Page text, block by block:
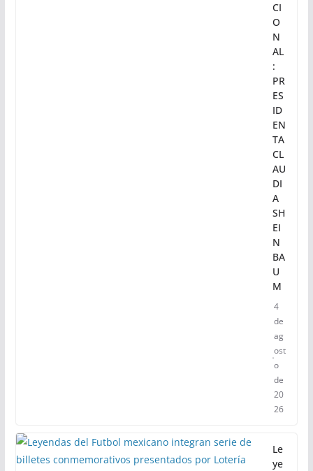
CI
O
N
AL
:
PR
ES
ID
EN
TA
CL
AU
DI
A
SH
EI
N
BA
U
M
4
de
ag
ost
o
de
20
26
Le
ye